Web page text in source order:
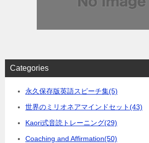
Categories
永久保存版英語スピーチ集(5)
世界のミリオネアマインドセット(43)
Kaori式音読トレーニング(29)
Coaching and Affirmation(50)